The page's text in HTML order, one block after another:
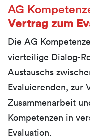
AG
Vertrag zum
Die AG
vierteilige Dialog-
Austauschs
Evaluierenden, zur
Zusammenarbeit
Kompetenzen in
Evaluation.